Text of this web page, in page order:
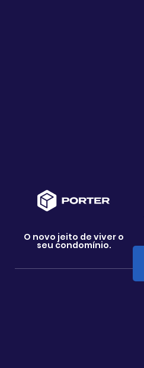
O novo jeito de viver o
seu condomínio.